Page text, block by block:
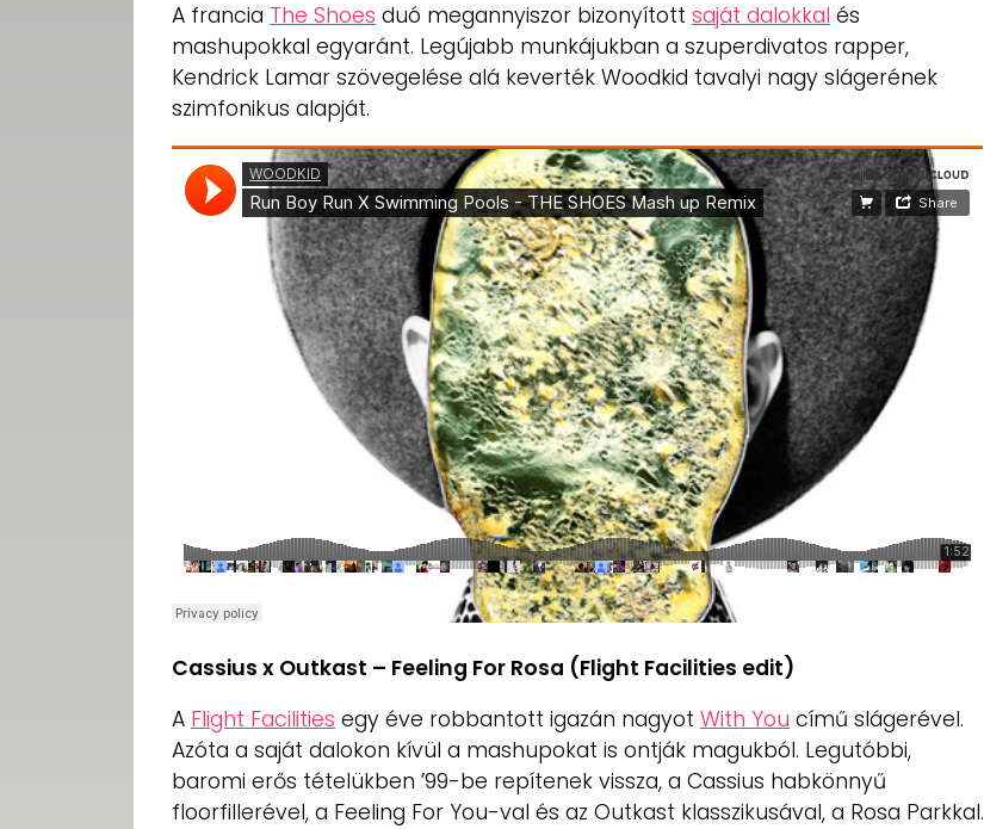
A francia The Shoes duó megannyiszor bizonyított saját dalokkal és
mashupokkal egyaránt. Legújabb munkájukban a szuperdivatos rapper,
Kendrick Lamar szövegelése alá keverték Woodkid tavalyi nagy slágerének
szimfonikus alapját.
Cassius x Outkast – Feeling For Rosa (Flight Facilities edit)
A Flight Facilities egy éve robbantott igazán nagyot With You című slágerével.
Azóta a saját dalokon kívül a mashupokat is ontják magukból. Legutóbbi,
baromi erős tételükben ’99-be repítenek vissza, a Cassius habkönnyű
floorfillerével, a Feeling For You-val és az Outkast klasszikusával, a Rosa Parkkal.